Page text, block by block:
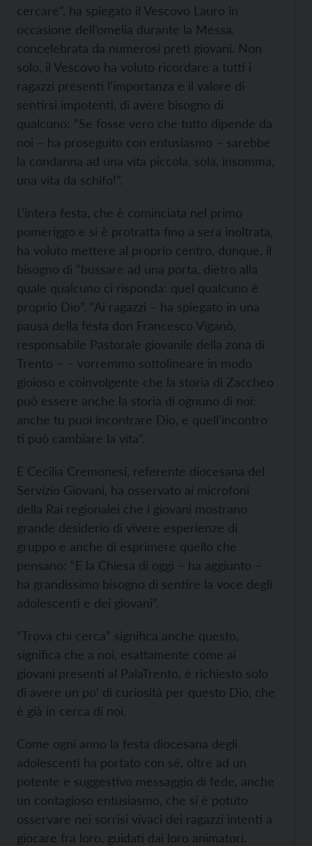
cercare”, ha spiegato il Vescovo Lauro in
occasione dell’omelia durante la Messa,
concelebrata da numerosi preti giovani. Non
solo, il Vescovo ha voluto ricordare a tutti i
ragazzi presenti l’importanza e il valore di
sentirsi impotenti, di avere bisogno di
qualcuno: “Se fosse vero che tutto dipende da
noi – ha proseguito con entusiasmo – sarebbe
la condanna ad una vita piccola, sola, insomma,
una vita da schifo!”.
L’intera festa, che è cominciata nel primo
pomeriggo e si è protratta fino a sera inoltrata,
ha voluto mettere al proprio centro, dunque, il
bisogno di “bussare ad una porta, dietro alla
quale qualcuno ci risponda: quel qualcuno è
proprio Dio”. “Ai ragazzi – ha spiegato in una
pausa della festa don Francesco Viganò,
responsabile Pastorale giovanile della zona di
Trento – – vorremmo sottolineare in modo
gioioso e coinvolgente che la storia di Zaccheo
può essere anche la storia di ognuno di noi:
anche tu puoi incontrare Dio, e quell’incontro
ti può cambiare la vita”.
E Cecilia Cremonesi, referente diocesana del
Servizio Giovani, ha osservato ai microfoni
della Rai regionalei che i giovani mostrano
grande desiderio di vivere esperienze di
gruppo e anche di esprimere quello che
pensano: “E la Chiesa di oggi – ha aggiunto –
ha grandissimo bisogno di sentire la voce degli
adolescenti e dei giovani”.
“Trova chi cerca” significa anche questo,
significa che a noi, esattamente come ai
giovani presenti al PalaTrento, è richiesto solo
di avere un po’ di curiosità per questo Dio, che
è già in cerca di noi.
Come ogni anno la festa diocesana degli
adolescenti ha portato con sé, oltre ad un
potente e suggestivo messaggio di fede, anche
un contagioso entusiasmo, che si è potuto
osservare nei sorrisi vivaci dei ragazzi intenti a
giocare fra loro, guidati dai loro animatori.